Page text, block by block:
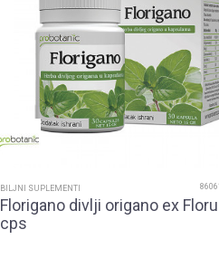
BILJNI SUPLEMENTI
Florigano divlji origano ex
cps